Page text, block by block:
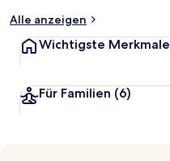
Alle anzeigen
Wichtigste Merkmale
Für Familien (6)